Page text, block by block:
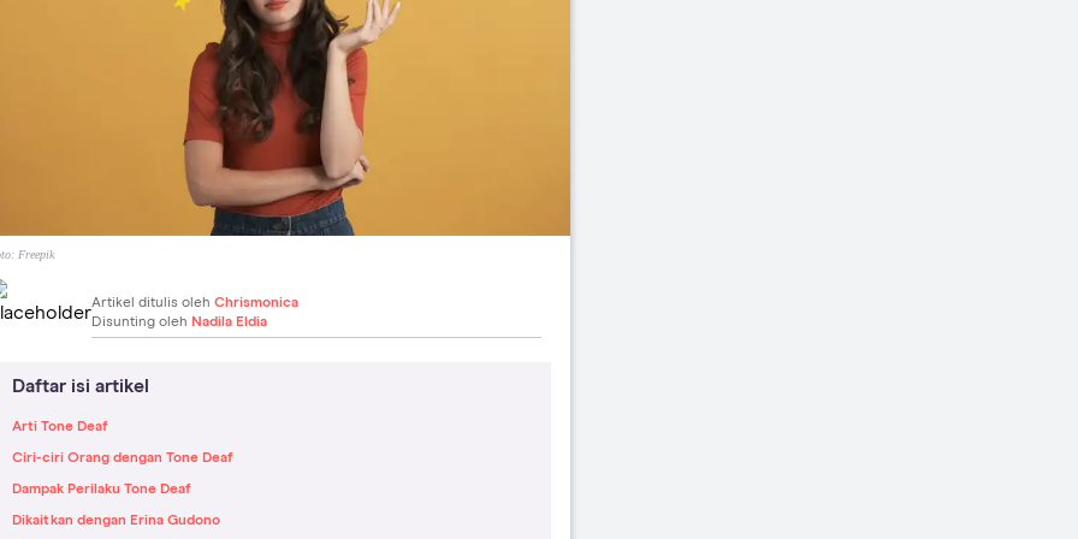
Freepik
Artikel ditulis oleh Chrismonica
Disunting oleh Nadila Eldia
Daftar isi artikel
Arti Tone Deaf
Ciri-ciri Orang dengan Tone Deaf
Dampak Perilaku Tone Deaf
Dikaitkan dengan Erina Gudono